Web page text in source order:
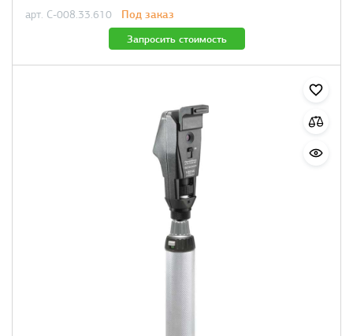
арт. C-008.33.610 Под заказ
Запросить стоимость